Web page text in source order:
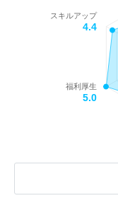
福利厚生
5.0
スキルアップ
4.4